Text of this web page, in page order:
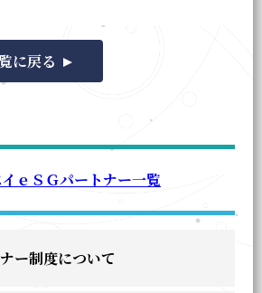
ｅＳＧパートナー一覧
ー制度について
に戻る